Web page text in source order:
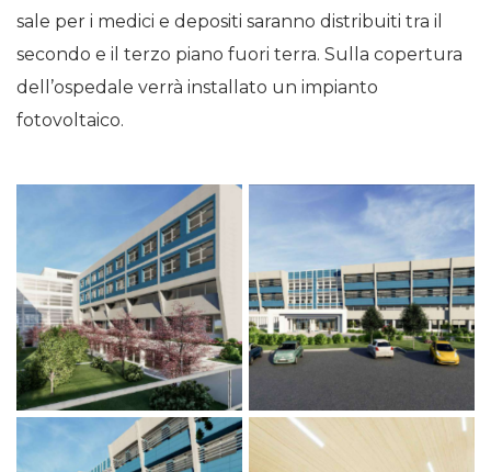
sale per i medici e depositi saranno distribuiti tra il
secondo e il terzo piano fuori terra. Sulla copertura
dell’ospedale verrà installato un impianto
fotovoltaico.